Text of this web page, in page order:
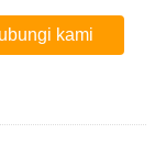
kami